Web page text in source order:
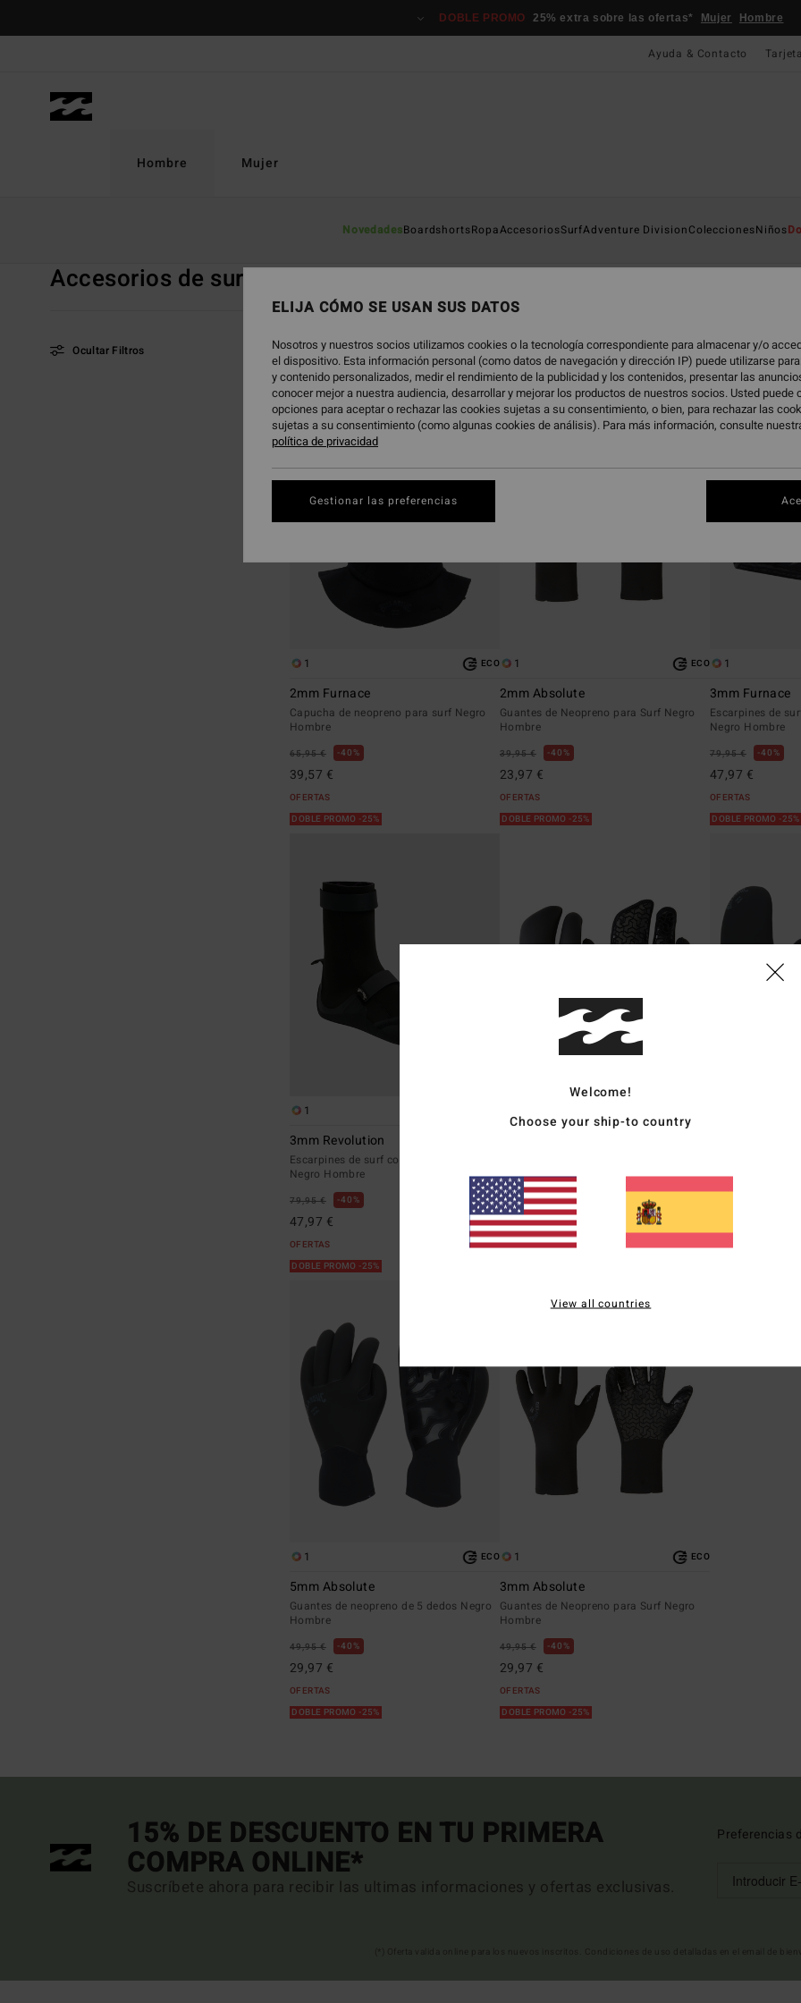
DOBLE PROMO 25% extra sobre las ofertas* Mujer Hombre
Ayuda & Contacto
Hombre
NovedadesBoardshortsRopaAccesoriosSurfAdventure DivisionColeccionesNiños
Mujer
Accesorios de Surf Neopreno
Accesorios de surf neopreno
Ocultar Filtros
Saltar
a
criterios
búsqueda
Ir
a
ordenar
1 ECO
2mm Furnace
Capucha de neopreno para surf Negro
Hombre
65,95 € 40%
39,57 €
OFERTAS
DOBLE PROMO -25%
1 ECO
2mm Absolute
Guantes de Neopreno para Surf Negro
Hombre
39,95 € 40%
23,97 €
OFERTAS
DOBLE PROMO -25%
1
3mm Furnace
Escarpines de
Negro Hombre
79,95 € 40%
47,97 €
OFERTAS
DOBLE PROMO -25%
1
3mm Revolution
Escarpines de surf con punta dividida
Negro Hombre
79,95 € 40%
47,97 €
OFERTAS
DOBLE PROMO -25%
Hombre
59,95 € 40%
35,97 €
OFERTAS
Manoplas para
OFERTAS
DOBLE PROMO -25%
1 ECO
5mm Absolute
Guantes de neopreno de 5 dedos Negro
Hombre
49,95 € 40%
29,97 €
OFERTAS
DOBLE PROMO -25%
1 ECO
3mm Absolute
Guantes de Neopreno para Surf Negro
Hombre
49,95 € 40%
29,97 €
OFERTAS
DOBLE PROMO -25%
15% DE DESCUENTO EN TU PRIMERA
COMPRA ONLINE*
Suscríbete ahora para recibir las ultimas informaciones y ofertas exclusivas.
Preferencias
Welcome!
Choose your ship-to country
View all countries
ELIJA CÓMO SE USAN SUS DATOS
Nosotros y nuestros socios utilizamos cookies o la tecnología correspondiente para almacenar y/o
el dispositivo. Esta información personal (como datos de navegación y dirección IP) puede utilizarse
y contenido personalizados, medir el rendimiento de la publicidad y los contenidos, presentar las
conocer mejor a nuestra audiencia, desarrollar y mejorar los productos de nuestros socios. Usted puede
opciones para aceptar o rechazar las cookies sujetas a su consentimiento, o bien, para rechazar las
sujetas a su consentimiento (como algunas cookies de análisis). Para más información, consulte
política de privacidad
Gestionar las preferencias